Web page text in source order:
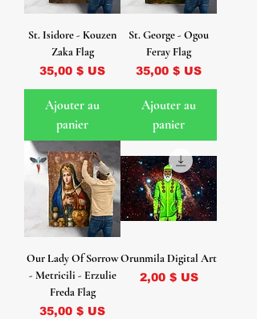
St. Isidore - Kouzen
Zaka Flag
Prix
35,00 $ US
Ajouter au
panier
St. George - Ogou
Feray Flag
Prix
35,00 $ US
Ajouter au
panier
Our Lady Of Sorrow
- Metricili - Erzulie
Freda Flag
Prix
35,00 $ US
Orunmila Digital Art
Prix
2,00 $ US